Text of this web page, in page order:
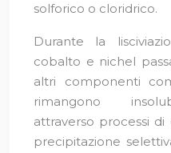
solforico o cloridrico.
Durante la
cobalto e nichel
altri componenti
rimangono
attraverso processi
precipitazione